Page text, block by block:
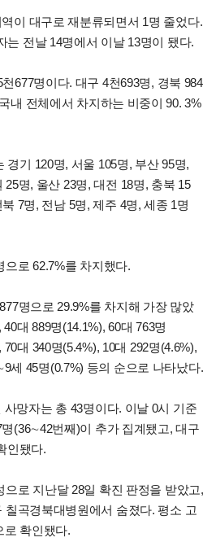
이 대구로 재분류되면서 1명 줄었다.
는 전날 14명에서 이날 13명이 됐다.
677명이다. 대구 4천693명, 경북 984
내 전체에서 차지하는 비중이 90. 3%
경기 120명, 서울 105명, 부산 95명,
25명, 울산 23명, 대전 18명, 충북 15
7명, 전남 5명, 제주 4명, 세종 1명
으로 62.7%를 차지했다.
명으로 29.9%를 차지해 가장 많았
대 889명(14.1%), 60대 763명
대 340명(5.4%), 10대 292명(4.6%),
세 45명(0.7%) 등의 순으로 나타났다.
망자는 총 43명이다. 이날 0시 기준
(36∼42번째)이 추가 집계됐고, 대구
인됐다.
으로 지난달 28일 확진 판정을 받았고,
칠곡경북대병원에서 숨졌다. 평소 고
로 확인됐다.